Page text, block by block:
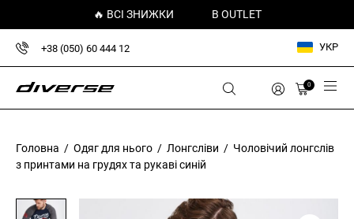
🔥 ВСІ ЗНИЖКИ В OUTLET
+38 (050) 60 444 12 УКР
0
Головна / Одяг для нього / Лонгсліви / Чоловічий лонгслів
з принтами на грудях та рукаві синій